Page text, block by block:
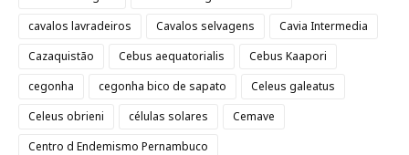
cavalos lavradeiros
Cavalos selvagens
Cavia Intermedia
Cazaquistão
Cebus aequatorialis
Cebus Kaapori
cegonha
cegonha bico de sapato
Celeus galeatus
Celeus obrieni
células solares
Cemave
Centro d Endemismo Pernambuco